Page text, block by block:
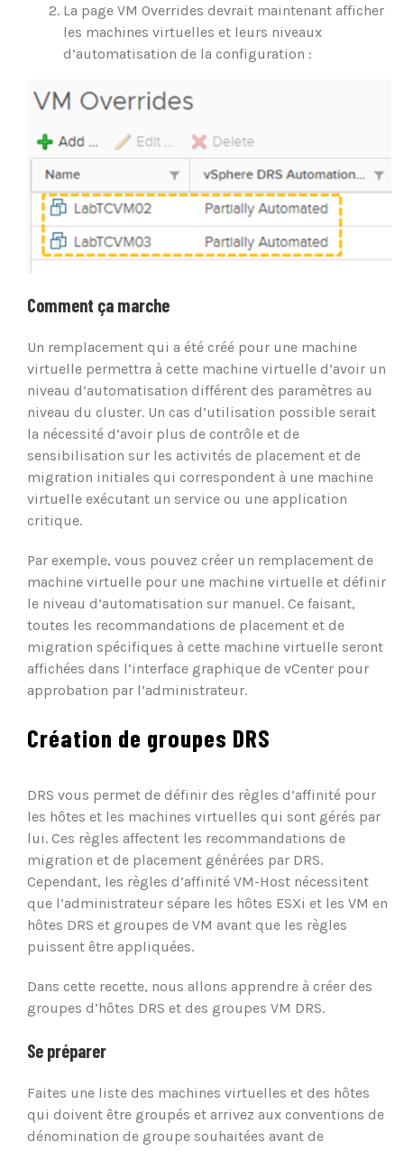
La page VM Overrides devrait maintenant afficher
les machines virtuelles et leurs niveaux
d’automatisation de la configuration :
Comment ça marche
Un remplacement qui a été créé pour une machine
virtuelle permettra à cette machine virtuelle d’avoir un
niveau d’automatisation différent des paramètres au
niveau du cluster. Un cas d’utilisation possible serait
la nécessité d’avoir plus de contrôle et de
sensibilisation sur les activités de placement et de
migration initiales qui correspondent à une machine
virtuelle exécutant un service ou une application
critique.
Par exemple, vous pouvez créer un remplacement de
machine virtuelle pour une machine virtuelle et définir
le niveau d’automatisation sur manuel. Ce faisant,
toutes les recommandations de placement et de
migration spécifiques à cette machine virtuelle seront
affichées dans l’interface graphique de vCenter pour
approbation par l’administrateur.
Création de groupes DRS
DRS vous permet de définir des règles d’affinité pour
les hôtes et les machines virtuelles qui sont gérés par
lui. Ces règles affectent les recommandations de
migration et de placement générées par DRS.
Cependant, les règles d’affinité VM-Host nécessitent
que l’administrateur sépare les hôtes ESXi et les VM en
hôtes DRS et groupes de VM avant que les règles
puissent être appliquées.
Dans cette recette, nous allons apprendre à créer des
groupes d’hôtes DRS et des groupes VM DRS.
Se préparer
Faites une liste des machines virtuelles et des hôtes
qui doivent être groupés et arrivez aux conventions de
dénomination de groupe souhaitées avant de